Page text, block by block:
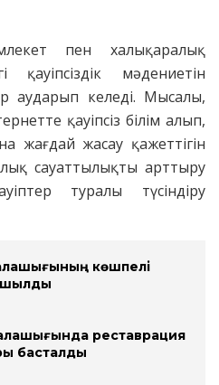
пен халықаралық
қауіпсіздік мәдениетін
аударып келеді. Мысалы,
қауіпсіз білім алып,
жағдай жасау қажеттігін
сауаттылықты арттыру
туралы түсіндіру
көшпелі
реставрация
басталды